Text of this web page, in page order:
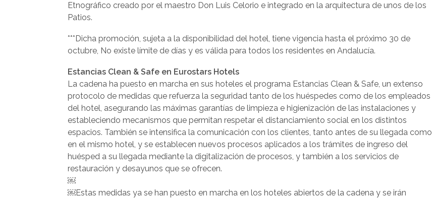
Etnográfico creado por el maestro Don Luis Celorio e integrado en la arquitectura de unos de los
Patios.
***Dicha promoción, sujeta a la disponibilidad del hotel, tiene vigencia hasta el próximo 30 de
octubre, No existe límite de días y es válida para todos los residentes en Andalucía.
Estancias Clean & Safe en Eurostars Hotels
La cadena ha puesto en marcha en sus hoteles el programa Estancias Clean & Safe, un extenso
protocolo de medidas que refuerza la seguridad tanto de los huéspedes como de los empleados
del hotel, asegurando las máximas garantías de limpieza e higienización de las instalaciones y
estableciendo mecanismos que permitan respetar el distanciamiento social en los distintos
espacios. También se intensifica la comunicación con los clientes, tanto antes de su llegada como
en el mismo hotel, y se establecen nuevos procesos aplicados a los trámites de ingreso del
huésped a su llegada mediante la digitalización de procesos, y también a los servicios de
restauración y desayunos que se ofrecen.
￼
￼Estas medidas ya se han puesto en marcha en los hoteles abiertos de la cadena y se irán